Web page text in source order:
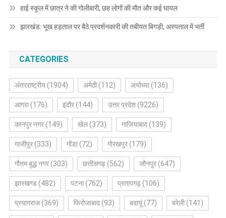
हाई स्कूल में छात्र ने की गोलीबारी, छह लोगों की मौत और कई घायल
झारखंड: भूख हड़ताल पर बैठे प्रदर्शनकारी की तबीयत बिगड़ी, अस्पताल में भर्ती
CATEGORIES
अंतरराष्ट्रीय(1904) अमेठी(112) अयोध्या(136)
आगरा(176) इंदौर(144) उत्तर प्रदेश(9226)
कानपुर नगर(149) खेल(373) गाजियाबाद(139)
गाजीपुर(333) गोंडा(72) गोरखपुर(179)
गौतम बुद्ध नगर(303) छत्तीसगढ़(562) जौनपुर(647)
झारखण्ड(482) पटना(762) प्रतापगढ़(106)
प्रयागराज(369) फिरोजाबाद(93) बदायूं(77) बरेली(141)